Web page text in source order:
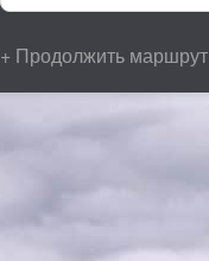
+ Продолжить маршрут